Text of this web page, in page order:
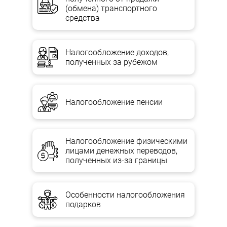
В случае ликвидации предприятия его активы должны
такой принцип составления финансовой отчетности, как
непрерывность, в этой ситуации не действует.
заключается преимущественно в приведении стоимости
активов к стоимости их возможной реализации и признании
дополнительных обязательств (например, выходное пособие
работникам) или уменьшении обеспечений для возмещения
принятием решения о ликвидации. Как правило, оценке
подлежат запасы, основные средства и обязательства.
Запасы отражаются по чистой стоимости реализации по
каждой единице запасов за вычетом из ожидаемой цены
Перед составлением ликвидационного баланса необходимо
пересмотреть стоимость запасов исходя из требований
(обмена) транспортного
средства
Налогообложение доходов,
полученных за рубежом
Налогообложение пенсии
Налогообложение физическими
лицами денежных переводов,
полученных из-за границы
Особенности налогообложения
подарков